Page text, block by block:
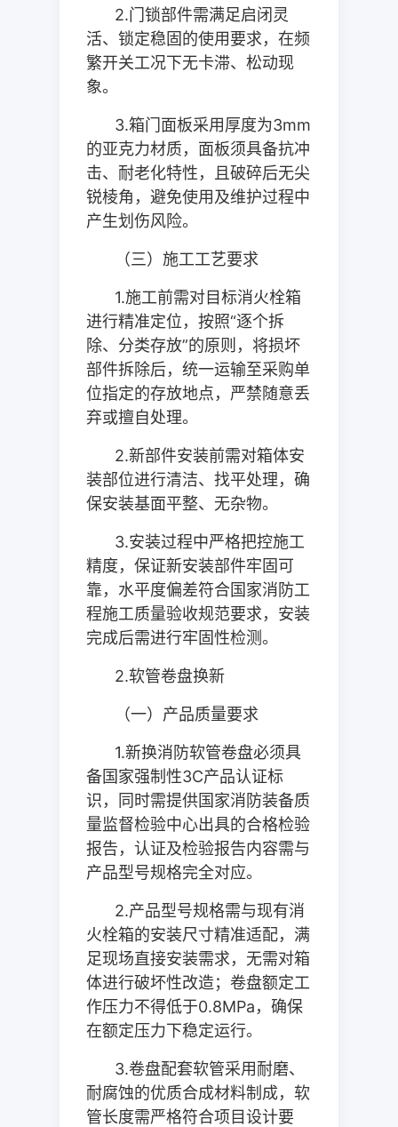
2.门锁部件需满足启闭灵
活、锁定稳固的使用要求，在频
繁开关工况下无卡滞、松动现
象。
3.箱门面板采用厚度为3mm
的亚克力材质，面板须具备抗冲
击、耐老化特性，且破碎后无尖
锐棱角，避免使用及维护过程中
产生划伤风险。
（三）施工工艺要求
1.施工前需对目标消火栓箱
进行精准定位，按照“逐个拆
除、分类存放”的原则，将损坏
部件拆除后，统一运输至采购单
位指定的存放地点，严禁随意丢
弃或擅自处理。
2.新部件安装前需对箱体安
装部位进行清洁、找平处理，确
保安装基面平整、无杂物。
3.安装过程中严格把控施工
精度，保证新安装部件牢固可
靠，水平度偏差符合国家消防工
程施工质量验收规范要求，安装
完成后需进行牢固性检测。
2.软管卷盘换新
（一）产品质量要求
1.新换消防软管卷盘必须具
备国家强制性3C产品认证标
识，同时需提供国家消防装备质
量监督检验中心出具的合格检验
报告，认证及检验报告内容需与
产品型号规格完全对应。
2.产品型号规格需与现有消
火栓箱的安装尺寸精准适配，满
足现场直接安装需求，无需对箱
体进行破坏性改造；卷盘额定工
作压力不得低于0.8MPa，确保
在额定压力下稳定运行。
3.卷盘配套软管采用耐磨、
耐腐蚀的优质合成材料制成，软
管长度需严格符合项目设计要